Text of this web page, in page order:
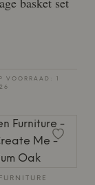
VOORRAAD: 1